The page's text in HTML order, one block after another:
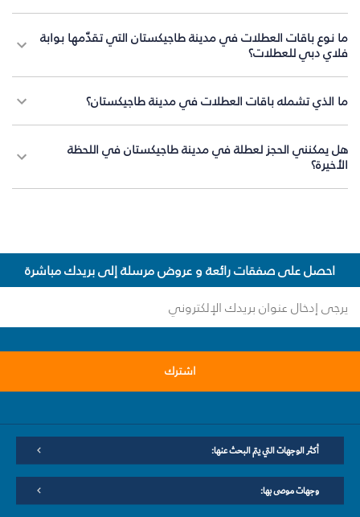
ما نوع باقات العطلات في مدينة طاجيكستان التي تقدّمها بوابة
فلاي دبي للعطلات؟
ما الذي تشمله باقات العطلات في مدينة طاجيكستان؟
هل يمكنني الحجز لعطلة في مدينة طاجيكستان في اللحظة
الأخيرة؟
احصل على صفقات رائعة و عروض مرسلة إلى بريدك مباشرة
اشترك
أكثر الوجهات التي يتم البحث عنها:
وجهات موصى بها: